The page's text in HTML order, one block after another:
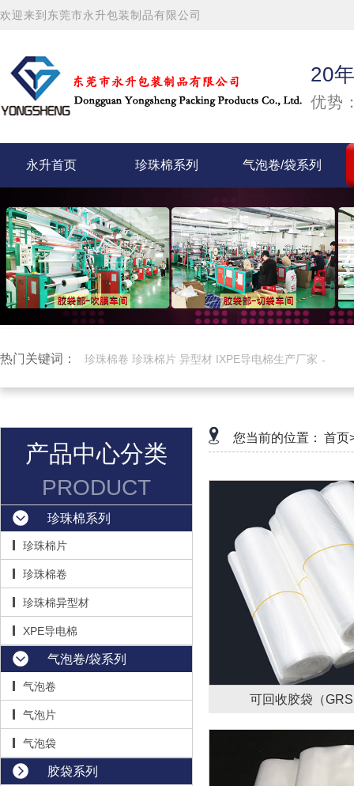
欢迎来到东莞市永升包装制品有限公司
20
优势
永升首页 珍珠棉系列 气泡卷/袋系列
热门关键词： 珍珠棉卷 珍珠棉片 异型材 IXPE导电棉生产厂家
产品中心分类
PRODUCT
珍珠棉系列
珍珠棉片
珍珠棉卷
珍珠棉异型材
XPE导电棉
气泡卷/袋系列
气泡卷
气泡片
气泡袋
胶袋系列
您当前的位置： 首页
可回收胶袋（